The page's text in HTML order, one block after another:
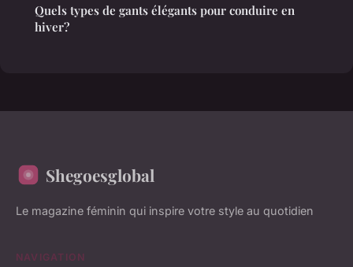
Quels types de gants élégants pour conduire en
hiver?
Shegoesglobal
Le magazine féminin qui inspire votre style au quotidien
NAVIGATION